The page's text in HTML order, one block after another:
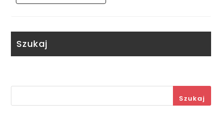
Szukaj
Szukaj